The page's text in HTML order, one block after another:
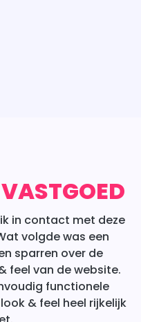
in contact met deze
volgde was een
sparren over de
feel van de website.
functionele
& feel heel rijkelijk